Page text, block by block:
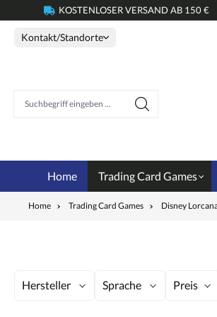
Zur Hauptnavigation springen
KOSTENLOSER VERSAND AB 150 €
Kontakt/Standorte
Home Trading Card Games
Home Trading Card Games Disney
Hersteller Sprache Preis